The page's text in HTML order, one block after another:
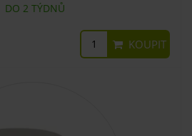
DO 2 TÝDNŮ
KOUPIT